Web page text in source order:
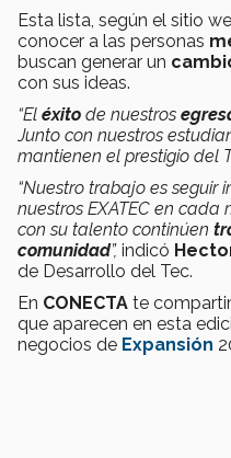
Esta lista, según el sitio
conocer a las personas
buscan generar un
con sus ideas.
“El éxito de nuestros
Junto con nuestros
mantienen el prestigio del
“Nuestro trabajo es
nuestros EXATEC en
con su talento continúen
comunidad”, indicó
de Desarrollo del Tec.
En CONECTA te
que aparecen en esta
negocios de Expansión